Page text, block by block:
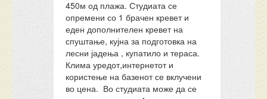
450м од плажа. Студиата се
опремени со 1 брачен кревет и
еден дополнителен кревет на
спуштање, кујна за подготовка на
лесни јадења , купатило и тераса.
Клима уредот,интернетот и
користење на базенот се вклучени
во цена. Во студиата може да се